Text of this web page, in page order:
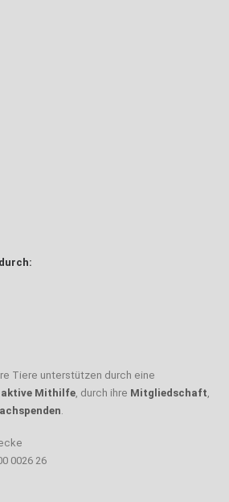
Tiere unterstützen durch eine
aktive Mithilfe, durch ihre Mitgliedschaft,
.
0026 26